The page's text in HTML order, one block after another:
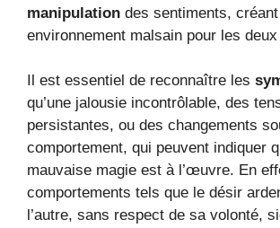
manipulation des sentiments,
environnement malsain pour les
Il est essentiel de reconnaître les
qu’une jalousie incontrôlable, des
persistantes, ou des changements
comportement, qui peuvent indiquer
mauvaise magie est à l’œuvre. En
comportements tels que le désir
l’autre, sans respect de sa volonté,